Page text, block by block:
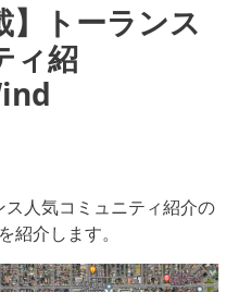
】トーランス
ィ紹
ス人気コミュニティ紹介の
介します。